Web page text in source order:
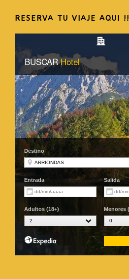
RESERVA TU VIAJE AQUI !!